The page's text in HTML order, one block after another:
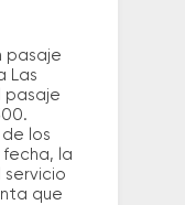
pasaje
Las
pasaje
los
la
servicio
que